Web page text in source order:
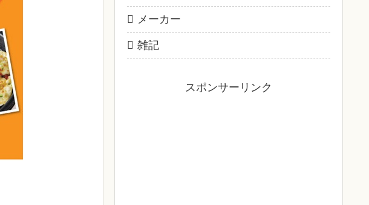
メーカー
雑記
スポンサーリンク